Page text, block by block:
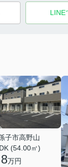
LINE
子市高野山
(54.00㎡)
万円